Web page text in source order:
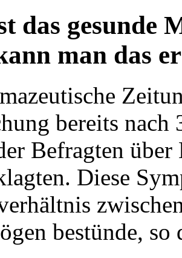
das gesunde
man das
bereits nach
Befragten
Diese
bestünde, so